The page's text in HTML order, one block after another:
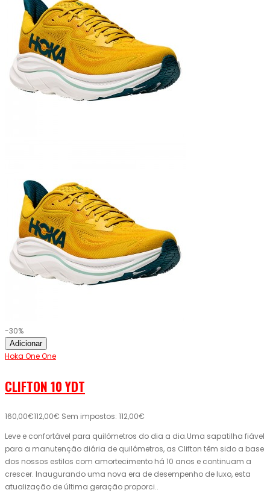
-30%
Adicionar
Hoka One One
CLIFTON 10 YDT
160,00€112,00€ Sem impostos: 112,00€
Leve e confortável para quilómetros do dia a dia.Uma sapatilha fiável
para a manutenção diária de quilómetros, as Clifton têm sido a base
dos nossos estilos com amortecimento há 10 anos e continuam a
crescer. Inaugurando uma nova era de desempenho de luxo, esta
atualização de última geração proporci..